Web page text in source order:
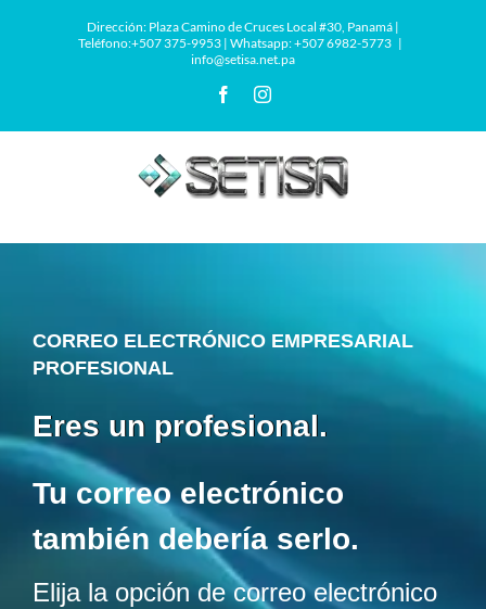
Dirección: Plaza Camino de Cruces Local #30, Panamá |
Teléfono:+507 375-9953 | Whatsapp: +507 6982-5773 |
info@setisa.net.pa
FacebookInstagram
CORREO ELECTRÓNICO EMPRESARIAL
PROFESIONAL
Eres un profesional.
Tu correo electrónico
también debería serlo.
Elija la opción de correo electrónico